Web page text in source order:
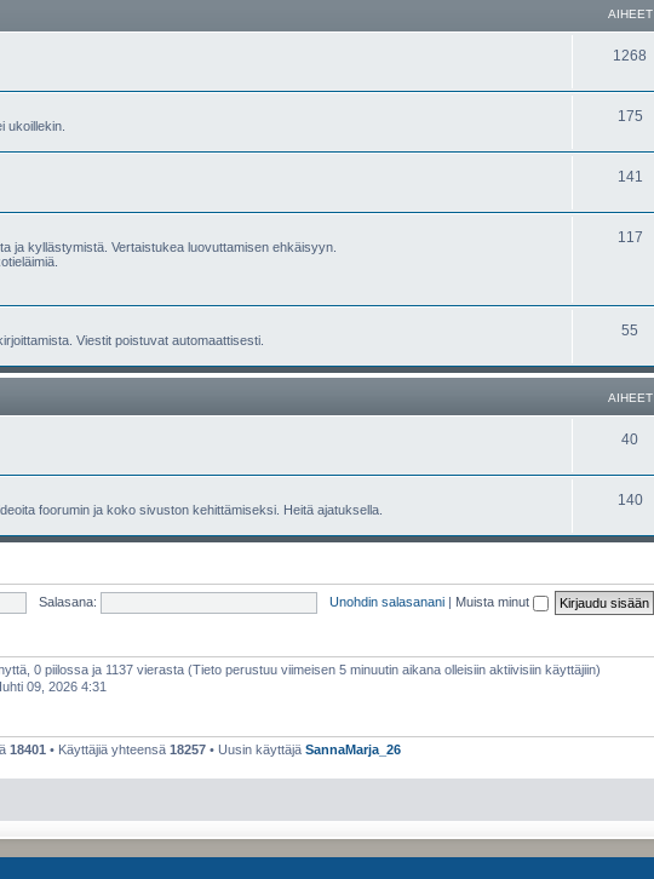
AIHEET
1268
ukoillekin.
175
141
ja kyllästymistä. Vertaistukea luovuttamisen ehkäisyyn.
117
Viestit poistuvat automaattisesti.
55
AIHEET
40
foorumin ja koko sivuston kehittämiseksi. Heitä ajatuksella.
140
Salasana: Unohdin salasanani | Muista minut
0 piilossa ja 1137 vierasta (Tieto perustuu viimeisen 5 minuutin aikana olleisiin aktiivisiin käyttäjiin)
09, 2026 4:31
18401 • Käyttäjiä yhteensä 18257 • Uusin käyttäjä SannaMarja_26
Keskustelufoorumin ohjelmistophpBB® Forum Software © phpBB Limited